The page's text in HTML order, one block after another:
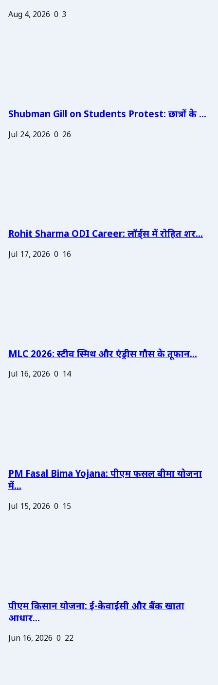
Aug 4, 2026 0 3
Shubman Gill on Students Protest: छात्रों के ...
Jul 24, 2026 0 26
Rohit Sharma ODI Career: लॉर्ड्स में रोहित शर...
Jul 17, 2026 0 16
MLC 2026: स्टीव स्मिथ और एंड्रीस गौस के तूफान...
Jul 16, 2026 0 14
PM Fasal Bima Yojana: पीएम फसल बीमा योजना
में...
Jul 15, 2026 0 15
पीएम किसान योजना: ई-केवाईसी और बैंक खाता
आधार...
Jun 16, 2026 0 22